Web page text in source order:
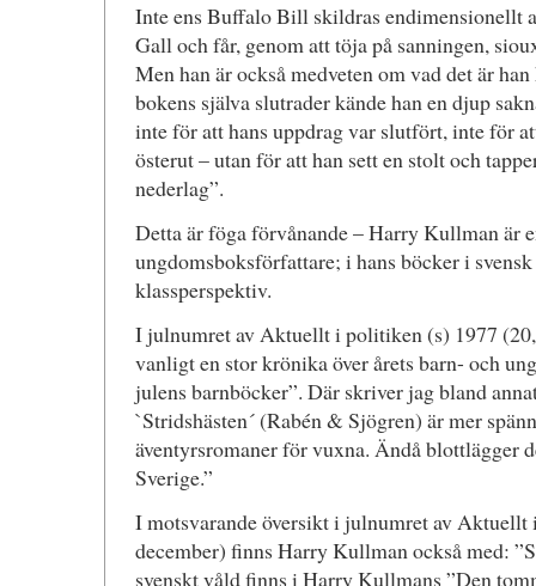
Inte ens Buffalo Bill skildras
Gall och får, genom att töja på sanningen,
Men han är också medveten om vad det är
bokens själva slutrader kände han en djup
inte för att hans uppdrag var slutfört, inte för
österut – utan för att han sett en stolt och
nederlag”.
Detta är föga förvånande – Harry Kullman är
ungdomsboksförfattare; i hans böcker i
klassperspektiv.
I julnumret av Aktuellt i politiken (s) 1977
vanligt en stor krönika över årets barn- och
julens barnböcker”. Där skriver jag bland
`Stridshästen´ (Rabén & Sjögren) är mer
äventyrsromaner för vuxna. Ändå blottlägger
Sverige.”
I motsvarande översikt i julnumret av
december) finns Harry Kullman också med:
svenskt våld finns i Harry Kullmans ”Den